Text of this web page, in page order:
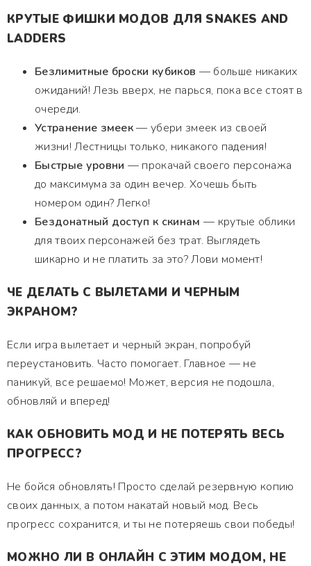
КРУТЫЕ ФИШКИ МОДОВ ДЛЯ SNAKES AND
LADDERS
Безлимитные броски кубиков — больше никаких
ожиданий! Лезь вверх, не парься, пока все стоят в
очереди.
Устранение змеек— убери змеек из своей
жизни! Лестницы только, никакого падения!
Быстрые уровни — прокачай своего персонажа
до максимума за один вечер. Хочешь быть
номером один? Легко!
Бездонатный доступ к скинам — крутые облики
для твоих персонажей без трат. Выглядеть
шикарно и не платить за это? Лови момент!
ЧЕ ДЕЛАТЬ С ВЫЛЕТАМИ И ЧЕРНЫМ
ЭКРАНОМ?
Если игра вылетает и черный экран, попробуй
переустановить. Часто помогает. Главное — не
паникуй, все решаемо! Может, версия не подошла,
обновляй и вперед!
КАК ОБНОВИТЬ МОД И НЕ ПОТЕРЯТЬ ВЕСЬ
ПРОГРЕСС?
Не бойся обновлять! Просто сделай резервную копию
своих данных, а потом накатай новый мод. Весь
прогресс сохранится, и ты не потеряешь свои победы!
МОЖНО ЛИ В ОНЛАЙН С ЭТИМ МОДОМ, НЕ